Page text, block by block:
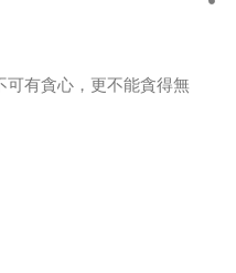
可有貪心，更不能貪得無